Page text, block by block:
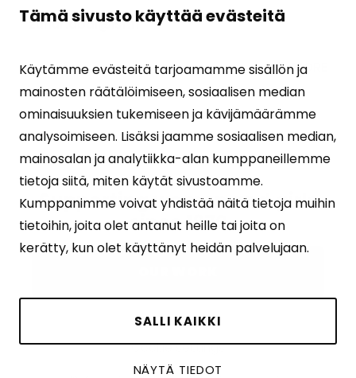
Tämä sivusto käyttää evästeitä
Käytämme evästeitä tarjoamamme sisällön ja
mainosten räätälöimiseen, sosiaalisen median
ominaisuuksien tukemiseen ja kävijämäärämme
analysoimiseen. Lisäksi jaamme sosiaalisen median,
mainosalan ja analytiikka-alan kumppaneillemme
tietoja siitä, miten käytät sivustoamme.
Kumppanimme voivat yhdistää näitä tietoja muihin
tietoihin, joita olet antanut heille tai joita on
kerätty, kun olet käyttänyt heidän palvelujaan.
SALLI KAIKKI
NÄYTÄ TIEDOT
zuhur.abdi@isf.fi
MORE
Supporting women and girls
since 1970
Cookie settings